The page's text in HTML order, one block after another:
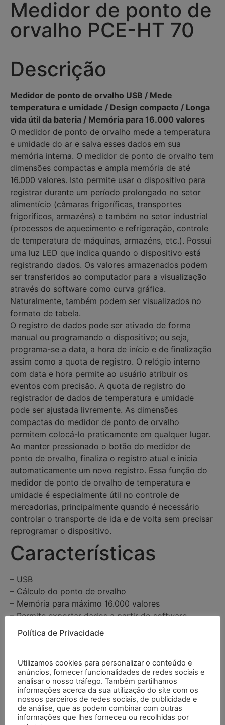
Medidor de ponto de
orvalho PCE-HT 70
Descrição
Medidor de ponto de orvalho USB / Mede
temperatura e umidade / Design compacto / Longa
vida útil da bateria / Memória para 16.000 valores
O medidor de ponto de orvalho mede a temperatura
e umidade do ar e salva esses dados em sua
memória interna. O medidor de ponto de orvalho tem
dimensões compactas e ampla memória de até
16.000 valores. Isto permite usar o dispositivo para
registrar durante um período prolongado no setor
alimentício (câmaras frigoríficas, transportes
frigoríficos, armazéns) e também no setor industrial
(processos de aquecimento e refrigeração, controle
de temperatura de máquinas, armazéns, etc.). Possui
uma luz LED que indica quando o dispositivo está
registrando dados. Os valores armazenados podem
ser transferidos ao computador para a visualização
através do software como curva gráfica.
Naturalmente, também podem ser visualizados no
formato de tabela.
O registro de dados pode ser ativado de forma
manual ou programando o dispositivo; ou seja,
programa-se a data, a hora de início e de finalização
assim como a quota de registro. O relógio interno
com data e hora permite ao usuário atribuir os
eventos com precisão. A quota de registro do
registrador de dados de temperatura e umidade
pode ser ajustada livremente. As dimensões
compactas do medidor de ponto de orvalho
permitem colocá-lo praticamente em qualquer lugar.
Ao manter pressionado o botão do medidor de
ponto de orvalho, finaliza o registro atual e inicia
automaticamente um novo registro. Essa função do
medidor de ponto de orvalho de temperatura e
umidade é especialmente útil no controle de
mercadorias, principalmente quando é necessário
controlar o transporte de ida e de volta sem precisar
reprogramar o dispositivo.
Características
– USB
– Cálculo do ponto de orvalho
– Memória para máximo 16.000 valores
– Permite exportar dados a partir do software
– Autonomia: 450 dias
– Inclui suporte para parede
Especificações
Temperatura
Política de Privacidade
Utilizamos cookies para personalizar o conteúdo e
anúncios, fornecer funcionalidades de redes sociais e
analisar o nosso tráfego. Também partilhamos
informações acerca da sua utilização do site com os
nossos parceiros de redes sociais, de publicidade e
de análise, que as podem combinar com outras
informações que lhes forneceu ou recolhidas por